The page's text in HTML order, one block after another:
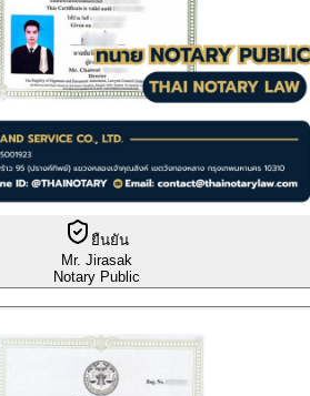
ยืนยัน
Mr. Jirasak
Notary Public